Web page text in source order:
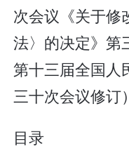
次会议《关于修
法〉的决定》第
第十三届全国人
三十次会议修订）
目录